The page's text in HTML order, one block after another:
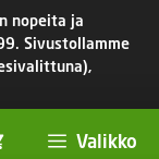
nopeita ja
Sivustollamme
Valikko